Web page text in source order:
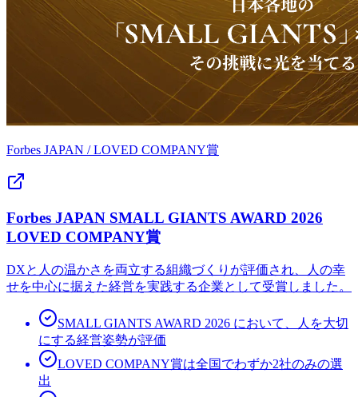
Forbes JAPAN /LOVED COMPANY賞
Forbes JAPAN SMALL GIANTS AWARD 2026
LOVED COMPANY賞
DXと人の温かさを両立する組織づくりが評価され、人の幸
せを中心に据えた経営を実践する企業として受賞しました。
SMALL GIANTS AWARD 2026 において、人を大切
にする経営姿勢が評価
LOVED COMPANY賞は全国でわずか2社のみの選
出